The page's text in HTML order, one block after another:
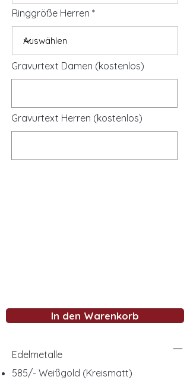
Ringgröße Herren
Gravurtext Damen (kostenlos)
Gravurtext Herren (kostenlos)
In den Warenkorb
Edelmetalle
585/- Weißgold (Kreismatt)